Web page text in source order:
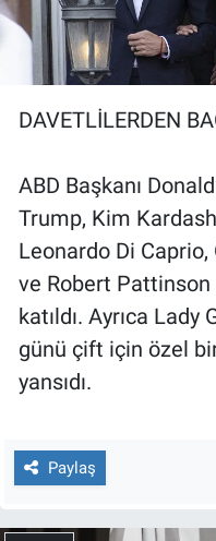
DAVETLİLERDEN
ABD Başkanı
Trump, Kim
Leonardo Di
ve Robert Pattinson
katıldı. Ayrıca
günü çift için özel
yansıdı.
Paylaş